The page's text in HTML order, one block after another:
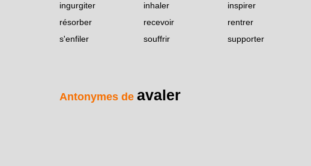
ingurgiter
inhaler inspirer
résorber
recevoir rentrer
s'enfiler
souffrir supporter
Antonymes de avaler